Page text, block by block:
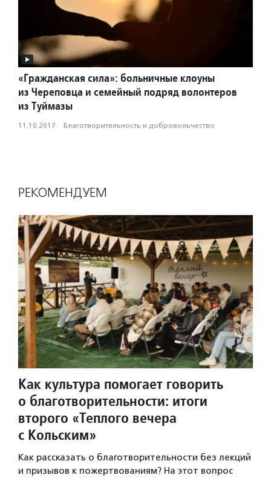
«Гражданская сила»: больничные клоуны
из Череповца и семейный подряд волонтеров
из Туймазы
11.10.2017 · Благотвори­тель­ность и доброволь­чест­во
РЕКОМЕНДУЕМ
Как культура помогает говорить
о благотворительности: итоги
второго «Теплого вечера
с Кольским»
Как рассказать о благотворительности без лекций
и призывов к пожертвованиям? На этот вопрос